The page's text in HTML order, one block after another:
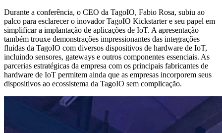
Durante a conferência, o CEO da TagoIO, Fabio Rosa, subiu ao
palco para esclarecer o inovador TagoIO Kickstarter e seu papel em
simplificar a implantação de aplicações de IoT. A apresentação
também trouxe demonstrações impressionantes das integrações
fluidas da TagoIO com diversos dispositivos de hardware de IoT,
incluindo sensores, gateways e outros componentes essenciais. As
parcerias estratégicas da empresa com os principais fabricantes de
hardware de IoT permitem ainda que as empresas incorporem seus
dispositivos ao ecossistema da TagoIO sem complicação.